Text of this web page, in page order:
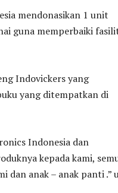
mendonasikan 1 unit
guna memperbaiki
Indovickers yang
yang ditempatkan di
Indonesia dan
kepada kami,
dan anak – anak panti .”